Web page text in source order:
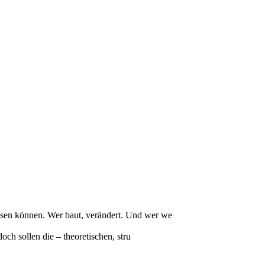
können. Wer baut, verändert. Und wer we
sollen die – theoretischen, stru